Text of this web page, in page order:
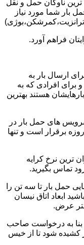
ناوگان حمل و نقل
بار شما مورد نیاز
فراهم آورد.
ارسال بار به
افرادی که به
هستند بهترین
های حمل بار در
برقرار است و تنها
ترین نرخ کرایه
تماس بگیرید.
است اما توانایی حمل بار تا سه تن را
ابعاد اتاق نیسان
بنا به درخواست صاحب
کشیده شود تا از خیس